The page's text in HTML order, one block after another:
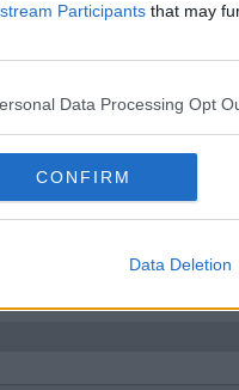
Participants that may
Data Processing Opt
CONFIRM
Data Deletion
samtidigt är det flour och
för en liten förändring kan
a-PVP kommer den vara
recension från mig med